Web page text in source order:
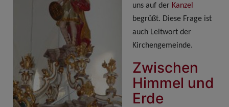
uns auf der Kanzel
begrüßt. Diese Frage ist
auch Leitwort der
Kirchengemeinde.
Zwischen
Himmel und
Erde